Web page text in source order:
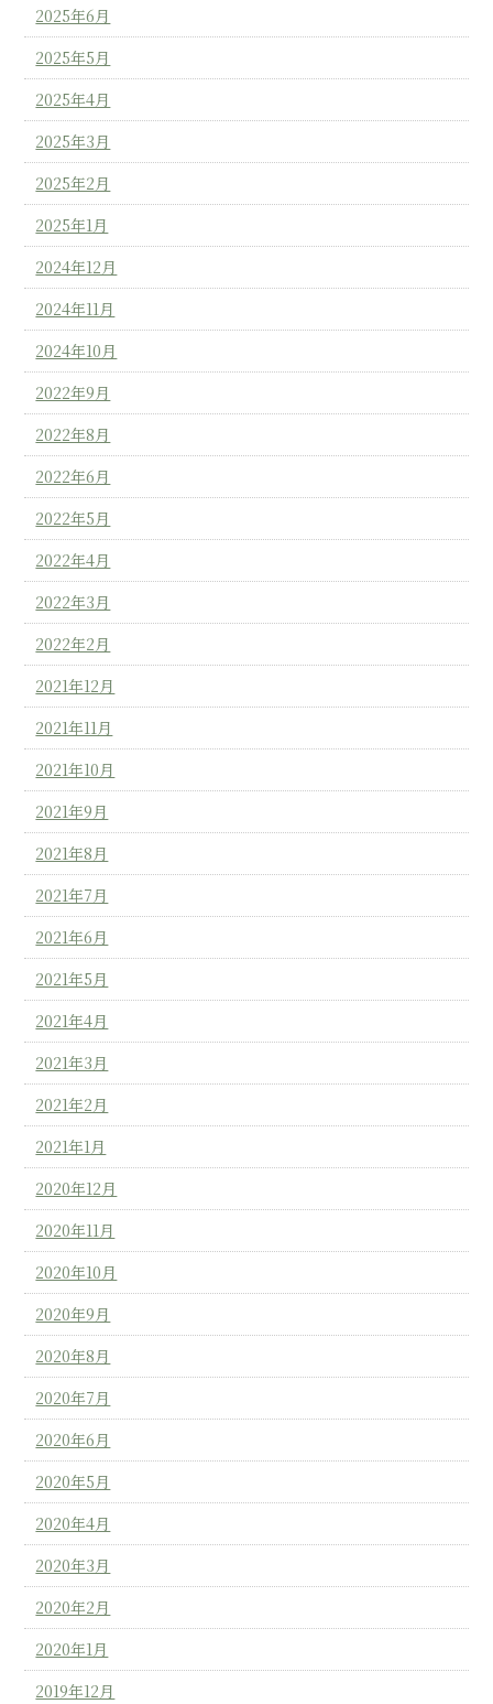
2025年6月
2025年5月
2025年4月
2025年3月
2025年2月
2025年1月
2024年12月
2024年11月
2024年10月
2022年9月
2022年8月
2022年6月
2022年5月
2022年4月
2022年3月
2022年2月
2021年12月
2021年11月
2021年10月
2021年9月
2021年8月
2021年7月
2021年6月
2021年5月
2021年4月
2021年3月
2021年2月
2021年1月
2020年12月
2020年11月
2020年10月
2020年9月
2020年8月
2020年7月
2020年6月
2020年5月
2020年4月
2020年3月
2020年2月
2020年1月
2019年12月